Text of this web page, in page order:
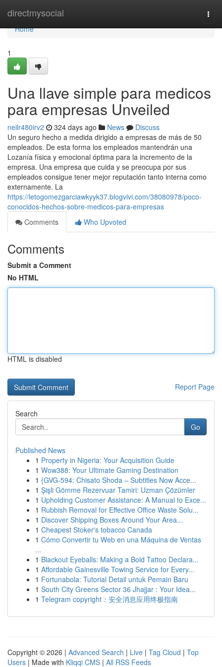
directmysocial
Home
Home
1
Una llave simple para medicos
para empresas Unveiled
neilr480irv2 324 days ago News
Discuss
Un seguro hecho a medida dirigido a empresas de más de 50
empleados. De esta forma los empleados mantendrán una
Lozanía física y emocional óptima para la incremento de la
empresa. Una empresa que cuida y se preocupa por sus
empleados consigue tener mejor reputación tanto interna como
externamente. La
https://letogomezgarciawkyyk37.blogvivi.com/38080978/poco-
conocidos-hechos-sobre-medicos-para-empresas
Comments
Who Upvoted
Comments
Submit a Comment
No HTML
HTML is disabled
Report Page
Search
Go
Published News
1 Property in Nigeria: Your Acquisition Guide
1 Wow388: Your Ultimate Gaming Destination
1 {GVG-594: Chisato Shoda – Subtitles Now Acce...
1 Şişli Gömme Rezervuar Tamiri: Uzman Çözümler
1 Upholding Customer Assistance: A Manual to Exce...
1 Rubbish Removal for Effective Office Waste Solu...
1 Discover Shipping Boxes Around Your Area...
1 Cheapest Stoker's tobacco Canada
1 Cómo Convertir tu Web en una Máquina de Ventas
...
1 Blackout Eyeballs: Making a Bold Tattoo Declara...
1 Affordable Gainesville Towing Service for Every...
1 Fortunabola: Tutorial Detail untuk Pemain Baru
1 South City Greens Sector 36 Jhajjar : Your Idea...
1 Telegram copyright：安全消息应用终极指南
Copyright © 2026 | Advanced Search | Live | Tag Cloud | Top
Users | Made with Kliqqi CMS | All RSS Feeds